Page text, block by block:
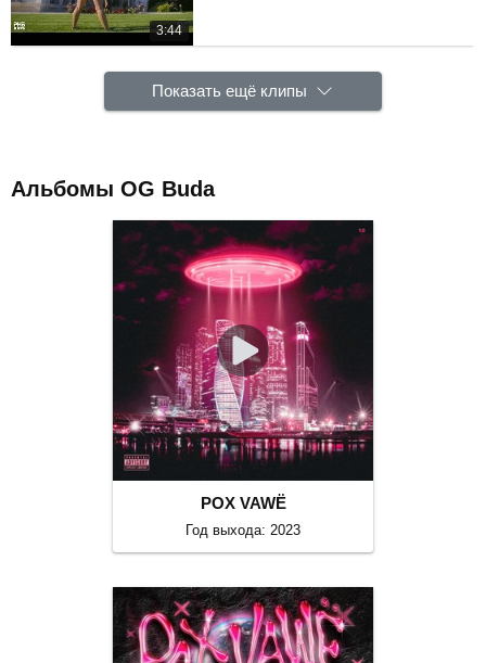
3:44
Показать ещё клипы
Альбомы OG Buda
POX VAWË
Год выхода: 2023